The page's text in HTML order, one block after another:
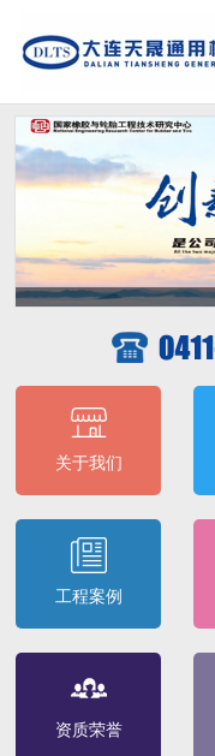
关于我们
工程案例
资质荣誉